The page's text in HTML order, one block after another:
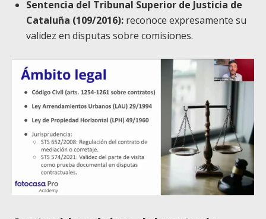
Sentencia del Tribunal Superior de Justicia de
Cataluña (109/2016): reconoce expresamente su
validez en disputas sobre comisiones.